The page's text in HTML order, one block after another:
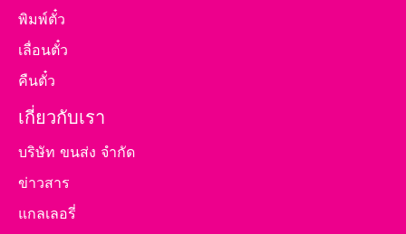
พิมพ์ตั๋ว
เลื่อนตั๋ว
คืนตั๋ว
เกี่ยวกับเรา
บริษัท ขนส่ง จำกัด
ข่าวสาร
แกลเลอรี่